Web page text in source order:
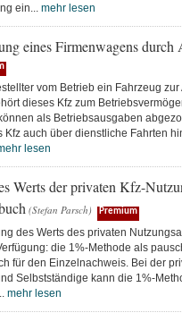
ein... mehr lesen
eines Firmenwagens durch
vom Betrieb ein Fahrzeug
dieses Kfz zum
als Betriebsausgaben
Kfz auch über dienstliche Fahrten
lesen
Werts der privaten Kfz-
(Stefan Parsch) Premium
des Werts des privaten
die 1%-Methode als
für den Einzelnachweis. Bei der
Selbstständige kann die 1%-
mehr lesen